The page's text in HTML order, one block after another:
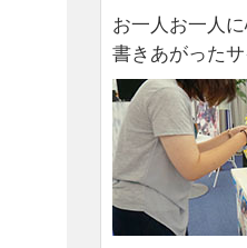
お一人お一人
書きあがった